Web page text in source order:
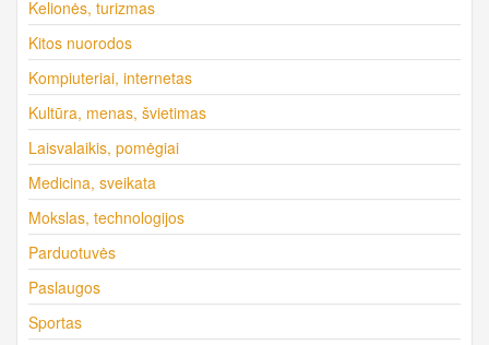
Kelionės, turizmas
Kitos nuorodos
Kompiuteriai, internetas
Kultūra, menas, švietimas
Laisvalaikis, pomėgiai
Medicina, sveikata
Mokslas, technologijos
Parduotuvės
Paslaugos
Sportas